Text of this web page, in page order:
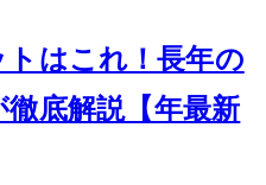
はこれ！長年の
解説【2024年最新